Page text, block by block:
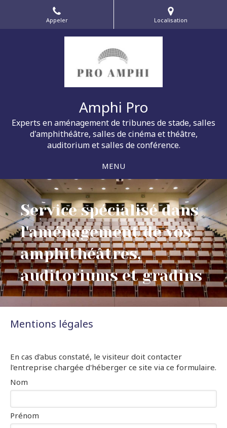
Appeler Localisation
Amphi Pro
Experts en aménagement de tribunes de stade, salles
d'amphithéâtre, salles de cinéma et théâtre,
auditorium et salles de conférence.
MENU
Service spécialisé dans
l'aménagement de vos
amphithéâtres,
auditoriums et gradins
Mentions légales
En cas d'abus constaté, le visiteur doit contacter
l'entreprise chargée d'héberger ce site via ce formulaire.
Nom
Prénom